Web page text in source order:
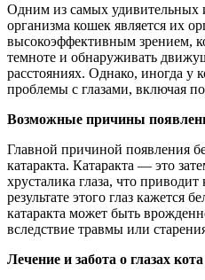
Одним из самых удивительных
организма кошек является их
высокоэффективным зрением,
темноте и обнаруживать
расстояниях. Однако, иногда у
проблемы с глазами, включая
Возможные причины
Главной причиной появления
катаракта. Катаракта — это
хрусталика глаза, что
результате этого глаз
катаракта может быть
вследствие травмы или
Лечение и забота о глазах кота